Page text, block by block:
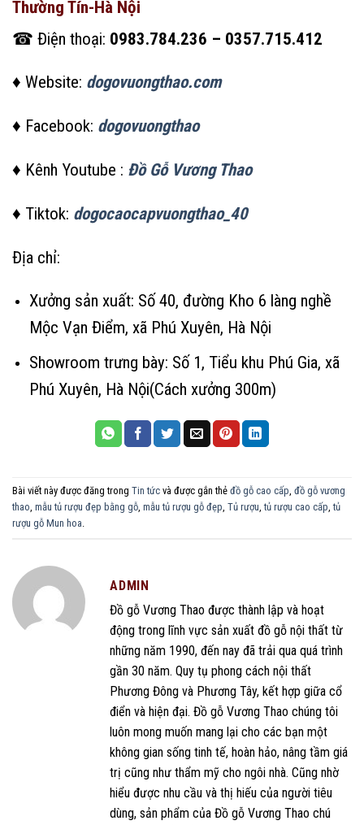
Thường Tín-Hà Nội
☎ Điện thoại: 0983.784.236 – 0357.715.412
♦ Website: dogovuongthao.com
♦ Facebook: dogovuongthao
♦ Kênh Youtube : Đồ Gỗ Vương Thao
♦ Tiktok: dogocaocapvuongthao_40
Địa chỉ:
Xưởng sản xuất: Số 40, đường Kho 6 làng nghề
Mộc Vạn Điểm, xã Phú Xuyên, Hà Nội
Showroom trưng bày: Số 1, Tiểu khu Phú Gia, xã
Phú Xuyên, Hà Nội(Cách xưởng 300m)
Bài viết này được đăng trong Tin tức và được gắn thẻ đồ gỗ cao cấp, đồ gỗ vương
thao, mẫu tủ rượu đẹp bằng gỗ, mẫu tủ rượu gỗ đẹp, Tủ rượu,tủ rượu cao cấp,tủ
rượu gỗ Mun hoa.
ADMIN
Đồ gỗ Vương Thao được thành lập và hoạt
động trong lĩnh vực sản xuất đồ gỗ nội thất từ
những năm 1990, đến nay đã trải qua quá trình
gần 30 năm. Quy tụ phong cách nội thất
Phương Đông và Phương Tây, kết hợp giữa cổ
điển và hiện đại. Đồ gỗ Vương Thao chúng tôi
luôn mong muốn mang lại cho các bạn một
không gian sống tinh tế, hoàn hảo, nâng tầm giá
trị cũng như thẩm mỹ cho ngôi nhà. Cũng nhờ
hiểu được nhu cầu và thị hiếu của người tiêu
dùng, sản phẩm của Đồ gỗ Vương Thao chú